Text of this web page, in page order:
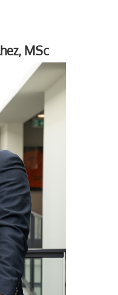
MSc